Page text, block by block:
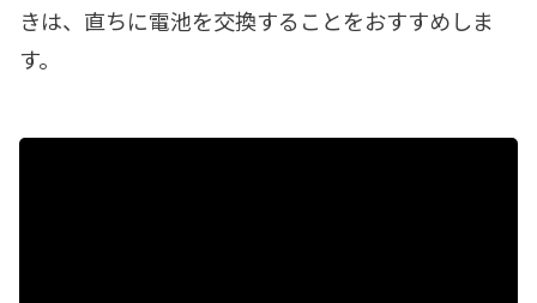
きは、直ちに電池を交換することをおすすめしま
す。